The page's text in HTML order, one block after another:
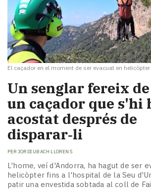
El caçador en el moment de ser evacuat en helicòpter
Un senglar fereix
un caçador que s'hi
acostat després de
disparar‑li
PER JORDI UBACH LLORENS
L'home, veí d'Andorra, ha hagut de ser
helicòpter fins a l'hospital de la Seu
patir una envestida sobtada al coll de